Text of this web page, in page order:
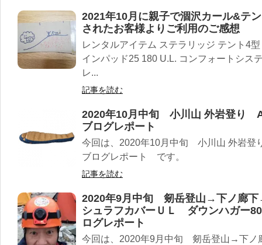
2021年10月に親子で涸沢カール&テ
されたお客様よりご利用のご感想
レンタルアイテム ステラリッジ テント4
インパッド25 180 U.L. コンフォートシス
レ...
記事を読む
2020年10月中旬 小川山 外岩登り
ブログレポート
今回は、2020年10月中旬 小川山 外岩
ブログレポート です。
記事を読む
2020年9月中旬 剱岳登山→下ノ廊
シュラフカバーＵＬ ダウンハガー
ログレポート
今回は、2020年9月中旬 剱岳登山→下